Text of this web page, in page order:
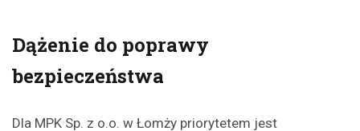
Dążenie do poprawy
bezpieczeństwa
Dla MPK Sp. z o.o. w Łomży priorytetem jest